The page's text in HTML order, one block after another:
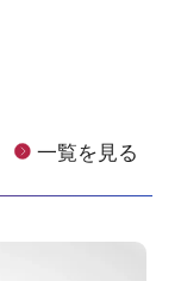
一覧を見る